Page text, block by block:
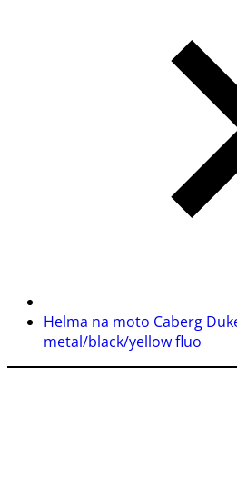
Helma na moto Caberg
metal/black/yellow fluo